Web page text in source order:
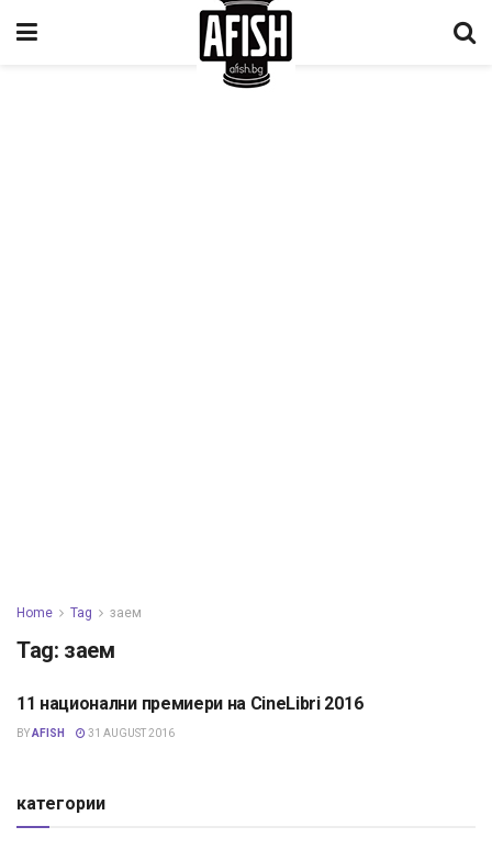
Home Tag заем
Tag: заем
КИНО
11 национални премиери на CineLibri 2016
BYAFISH 31 AUGUST 2016
категории